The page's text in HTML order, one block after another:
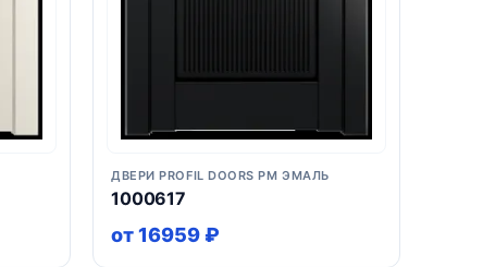
ДВЕРИ PROFIL DOORS PM ЭМАЛЬ
1000617
от 16959 ₽